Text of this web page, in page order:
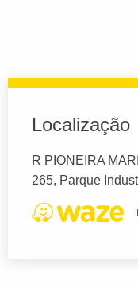
Localização
R PIONEIRA
265, Parque